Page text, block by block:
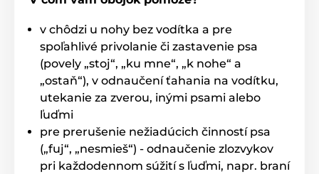
v chôdzi u nohy bez vodítka a pre
spoľahlivé privolanie či zastavenie psa
(povely „stoj“, „ku mne“, „k nohe“ a
„ostaň“), v odnaučení ťahania na vodítku,
utekanie za zverou, inými psami alebo
ľuďmi
pre prerušenie nežiadúcich činností psa
(„fuj“, „nesmieš“) - odnaučenie zlozvykov
pri každodennom súžití s ľuďmi, napr. braní